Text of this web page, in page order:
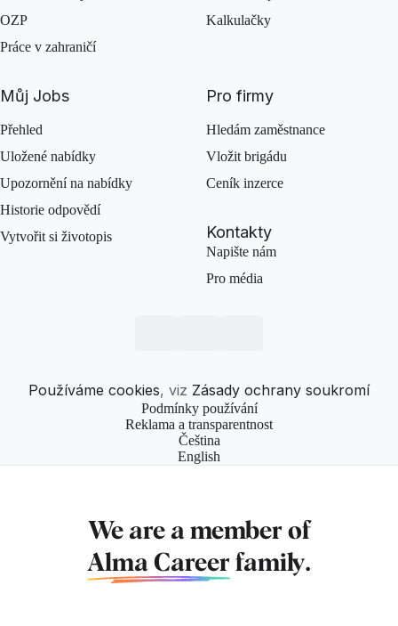
OZP
Práce v zahraničí
Kalkulačky
Můj Jobs
Přehled
Uložené nabídky
Upozornění na nabídky
Historie odpovědí
Vytvořit si životopis
Pro firmy
Hledám zaměstnance
Vložit brigádu
Ceník inzerce
Kontakty
Napište nám
Pro média
Používáme cookies, viz Zásady ochrany soukromí
Podmínky používání
Reklama a transparentnost
Čeština
English
We are a member of
Alma Career family.